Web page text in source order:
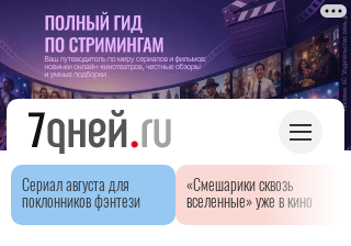
Сериал августа для
поклонников фэнтези
«Смешарики сквозь
вселенные» уже в кино